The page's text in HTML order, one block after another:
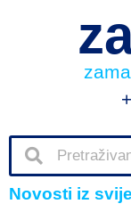
Novosti iz